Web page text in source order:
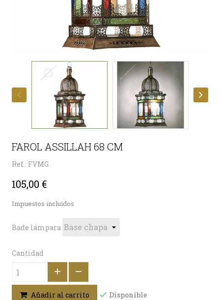
FAROL ASSILLAH 68 CM
Ref.: FVMG
105,00 €
Impuestos incluidos
Bade lámpara
Cantidad
Añadir al carrito Disponible